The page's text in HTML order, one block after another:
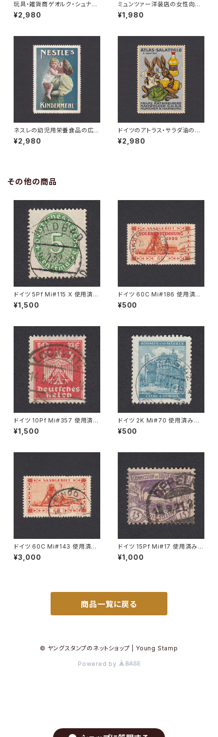
玩具・雑貨商ゲオルク・シュナイ
ダー商会の広告ポスタースタン
プ 1900年頃
¥2,980
ミュンツァー洋装店の女性向け
ファッション広告ポスタースタン
プ 1920年頃
¥1,980
ネスレの幼児用栄養食品の広告
ポスタースタンプ 1900年頃
¥2,980
ドイツのアトラス・サラダ油の広
告ポスタースタンプ 1920年代
¥2,980
その他の商品
ドイツ 5Pf Mi#115 X 使用済み
切手｜WILDBAD 3.2.1932
¥1,500
ドイツ 60C Mi#186 使用済み
切手｜SAARBRÜCKEN 23.1.1
935
¥500
ドイツ 10Pf Mi#357 使用済み
切手｜LOCKWITZ 14.5.1924
¥1,500
ドイツ 2K Mi#70 使用済み切
手｜PRAG 6.X.1941
¥500
ドイツ 60C Mi#143 使用済み
切手｜EINÖD 8.9.1934
¥3,000
ドイツ 15Pf Mi#17 使用済み切
手｜OPPELN 15.9.1921
¥1,000
商品一覧に戻る
© ヤングスタンプのネットショップ | Young Stamp
Powered by